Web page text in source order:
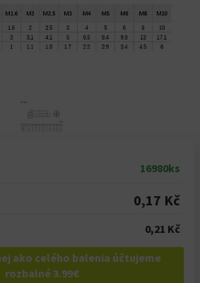
16980ks
0,17 Kč
0,21 Kč
ako celého balenia účtujeme
rozbalné 3.99€